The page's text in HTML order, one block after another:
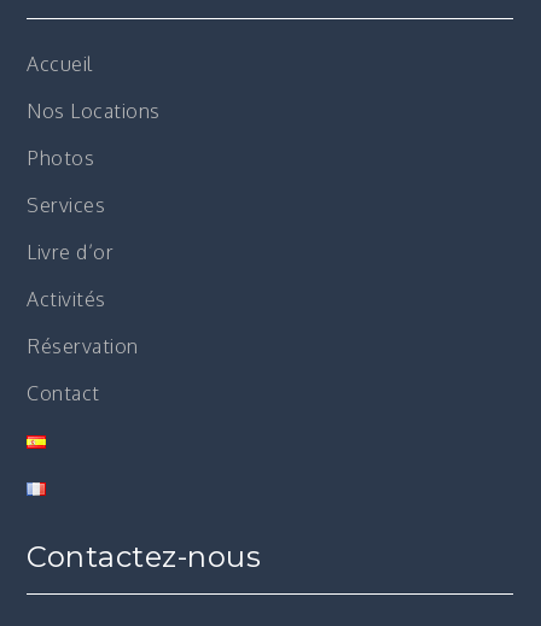
Accueil
Nos Locations
Photos
Services
Livre d’or
Activités
Réservation
Contact
Contactez-nous